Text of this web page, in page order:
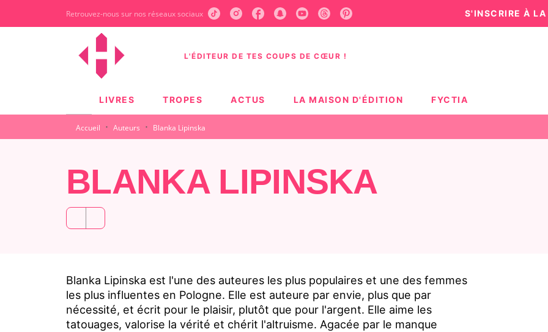
CONTENU PIED DE PAGE
Retrouvez-nous sur nos réseaux sociaux S'INSCRIRE À
L'ÉDITEUR DE TES COUPS DE CŒUR !
LIVRES TROPES ACTUS LA MAISON D'ÉDITION FYCTIA
Accueil · Auteurs · Blanka Lipinska
BLANKA LIPINSKA
Blanka Lipinska est l'une des auteures les plus populaires et une des femmes
les plus influentes en Pologne. Elle est auteure par envie, plus que par
nécessité, et écrit pour le plaisir, plutôt que pour l'argent. Elle aime les
tatouages, valorise la vérité et chérit l'altruisme. Agacée par le manque